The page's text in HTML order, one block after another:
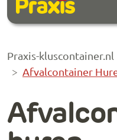
Praxis-kluscontainer.nl
Afvalcontainer